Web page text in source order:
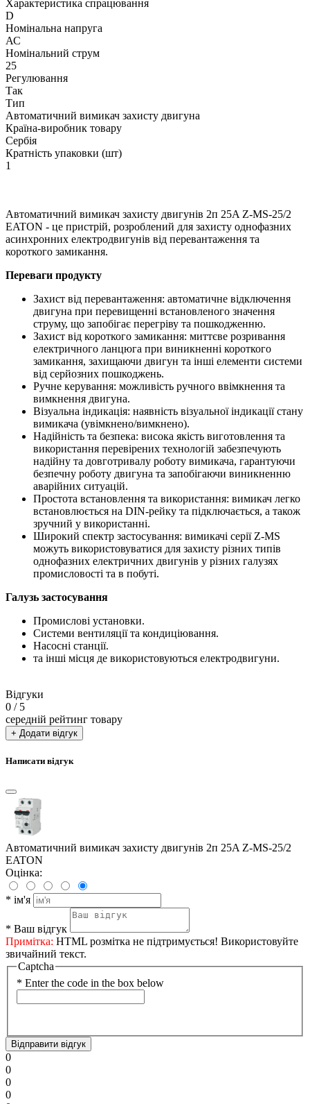
Характеристика спрацювання
D
Номінальна напруга
АС
Номінальний струм
25
Регулювання
Так
Тип
Автоматичний вимикач захисту двигуна
Країна-виробник товару
Сербія
Кратність упаковки (шт)
1
Автоматичний вимикач захисту двигунів 2п 25A Z-MS-25/2
EATON - це пристрій, розроблений для захисту однофазних
асинхронних електродвигунів від перевантаження та
короткого замикання.
Переваги продукту
Захист від перевантаження: автоматичне відключення
двигуна при перевищенні встановленого значення
струму, що запобігає перегріву та пошкодженню.
Захист від короткого замикання: миттєве розривання
електричного ланцюга при виникненні короткого
замикання, захищаючи двигун та інші елементи системи
від серйозних пошкоджень.
Ручне керування: можливість ручного ввімкнення та
вимкнення двигуна.
Візуальна індикація: наявність візуальної індикації стану
вимикача (увімкнено/вимкнено).
Надійність та безпека: висока якість виготовлення та
використання перевірених технологій забезпечують
надійну та довготривалу роботу вимикача, гарантуючи
безпечну роботу двигуна та запобігаючи виникненню
аварійних ситуацій.
Простота встановлення та використання: вимикач легко
встановлюється на DIN-рейку та підключається, а також
зручний у використанні.
Широкий спектр застосування: вимикачі серії Z-MS
можуть використовуватися для захисту різних типів
однофазних електричних двигунів у різних галузях
промисловості та в побуті.
Галузь застосування
Промислові установки.
Системи вентиляції та кондиціювання.
Насосні станції.
та інші місця де використовуються електродвигуни.
Відгуки
0 / 5
середній рейтинг товару
+ Додати відгук
Написати відгук
Автоматичний вимикач захисту двигунів 2п 25A Z-MS-25/2
EATON
Оцінка:
* ім'я
* Ваш відгук
Примітка: HTML розмітка не підтримується! Використовуйте
звичайний текст.
Captcha
* Enter the code in the box below
Відправити відгук
0
0
0
0